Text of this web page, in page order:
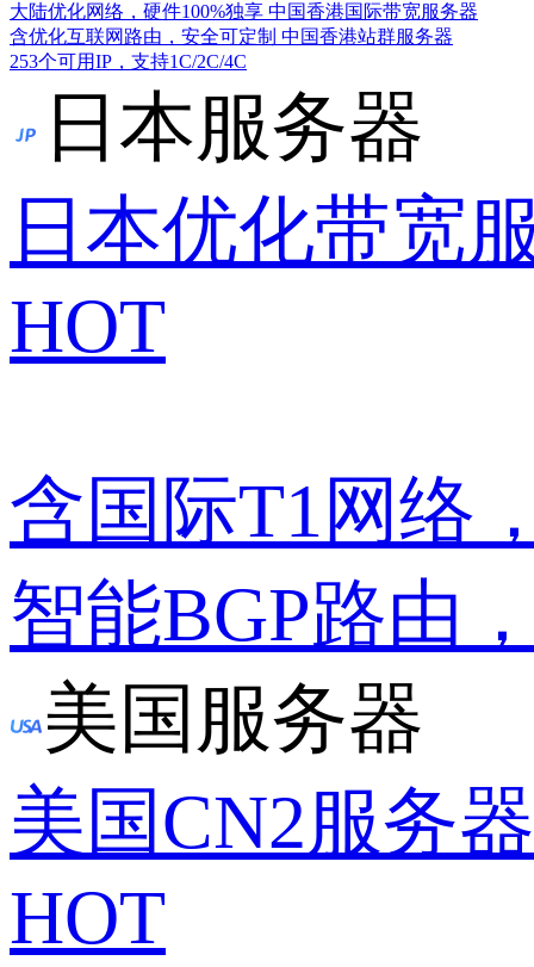
大陆优化网络，硬件100%独享 中国香港国际带宽服务器
含优化互联网路由，安全可定制 中国香港站群服务器
253个可用IP，支持1C/2C/4C
日本服务器
日本优化带宽
HOT
含国际T1网络
智能BGP路由
美国服务器
美国CN2服务器
HOT